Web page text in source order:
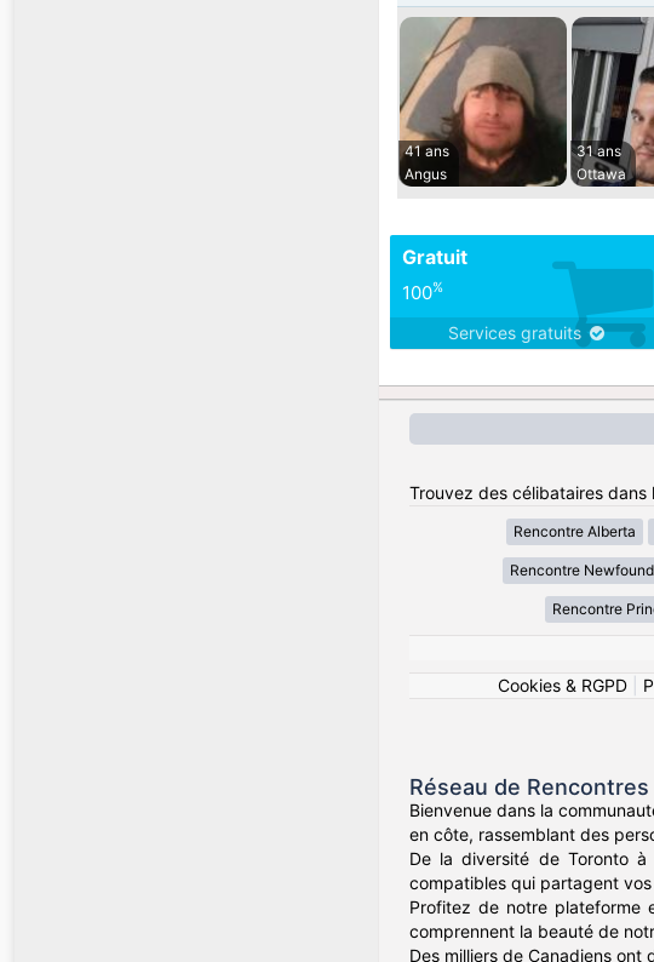
41 ans
Angus
31 ans
Ottawa
Gratuit
100%
Services gratuits
Trouvez des célibataires dans
Rencontre Alberta
Rencontre
Rencontre
Cookies & RGPD|
Réseau de
Bienvenue dans la
en côte, rassemblant des
De la diversité de Toronto
compatibles qui partagent
Profitez de notre plateforme
comprennent la beauté de
Des milliers de Canadiens